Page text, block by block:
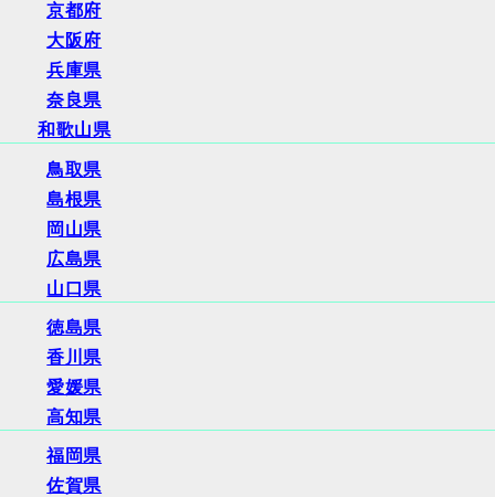
京都府
大阪府
兵庫県
奈良県
和歌山県
鳥取県
島根県
岡山県
広島県
山口県
徳島県
香川県
愛媛県
高知県
福岡県
佐賀県